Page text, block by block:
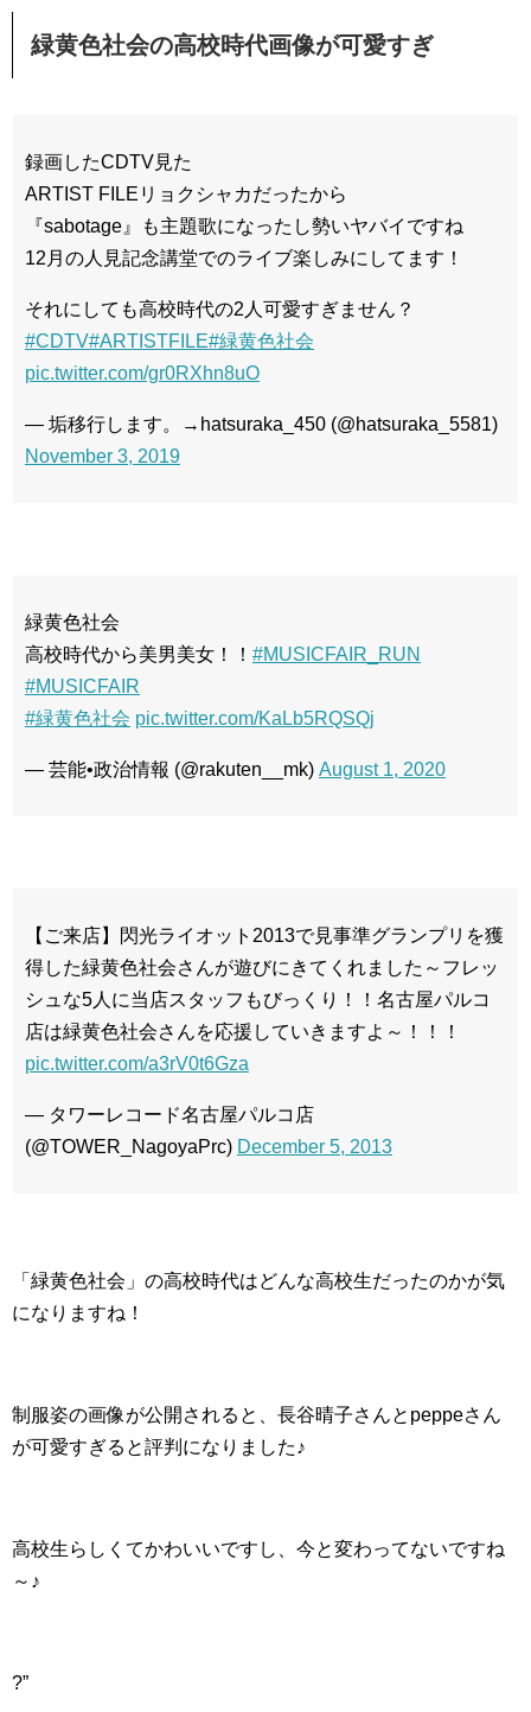
緑黄色社会の高校時代画像が可愛すぎ
録画したCDTV見た
ARTIST FILEリョクシャカだったから
『sabotage』も主題歌になったし勢いヤバイですね
12月の人見記念講堂でのライブ楽しみにしてます！
それにしても高校時代の2人可愛すぎません？
#CDTV#ARTISTFILE#緑黄色社会
pic.twitter.com/gr0RXhn8uO
— 垢移行します。→hatsuraka_450 (@hatsuraka_5581)
November 3, 2019
緑黄色社会
高校時代から美男美女！！ #MUSICFAIR_RUN
#MUSICFAIR
#緑黄色社会 pic.twitter.com/KaLb5RQSQj
— 芸能•政治情報 (@rakuten__mk) August 1, 2020
【ご来店】閃光ライオット2013で見事準グランプリを獲
得した緑黄色社会さんが遊びにきてくれました～フレッ
シュな5人に当店スタッフもびっくり！！名古屋パルコ
店は緑黄色社会さんを応援していきますよ～！！！
pic.twitter.com/a3rV0t6Gza
— タワーレコード名古屋パルコ店
(@TOWER_NagoyaPrc) December 5, 2013
「緑黄色社会」の高校時代はどんな高校生だったのかが気
になりますね！
制服姿の画像が公開されると、長谷晴子さんとpeppeさん
が可愛すぎると評判になりました♪
高校生らしくてかわいいですし、今と変わってないですね
～♪
?”